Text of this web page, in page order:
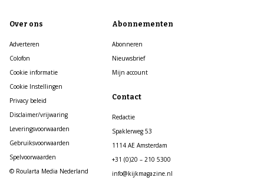
Over ons
Adverteren
Colofon
Cookie informatie
Cookie Instellingen
Privacy beleid
Disclaimer/vrijwaring
Leveringsvoorwaarden
Gebruiksvoorwaarden
Spelvoorwaarden
© Roularta Media Nederland
Abonnementen
Abonneren
Nieuwsbrief
Mijn account
Contact
Redactie
Spaklerweg 53
1114 AE Amsterdam
+31 (0)20 – 210 5300
info@kijkmagazine.nl